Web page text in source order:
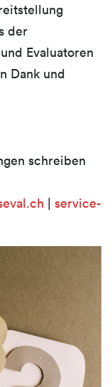
der
Evaluatoren
Dank und
schreiben
| service-